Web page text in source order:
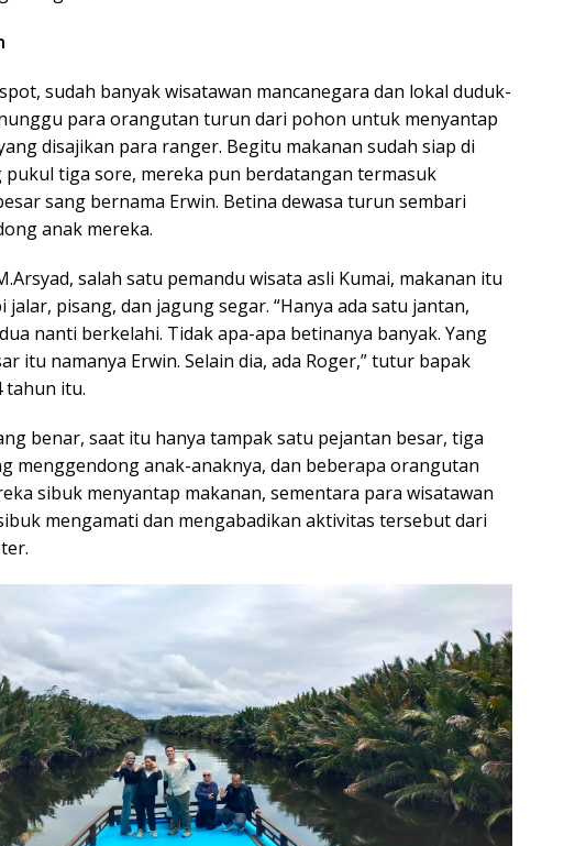
sudah banyak wisatawan mancanegara dan lokal duduk-
para orangutan turun dari pohon untuk menyantap
disajikan para ranger. Begitu makanan sudah siap di
pukul tiga sore, mereka pun berdatangan termasuk
sang bernama Erwin. Betina dewasa turun sembari
anak mereka.
salah satu pemandu wisata asli Kumai, makanan itu
jalar, pisang, dan jagung segar. “Hanya ada satu jantan,
nanti berkelahi. Tidak apa-apa betinanya banyak. Yang
itu namanya Erwin. Selain dia, ada Roger,” tutur bapak
tahun itu.
benar, saat itu hanya tampak satu pejantan besar, tiga
menggendong anak-anaknya, dan beberapa orangutan
sibuk menyantap makanan, sementara para wisatawan
mengamati dan mengabadikan aktivitas tersebut dari